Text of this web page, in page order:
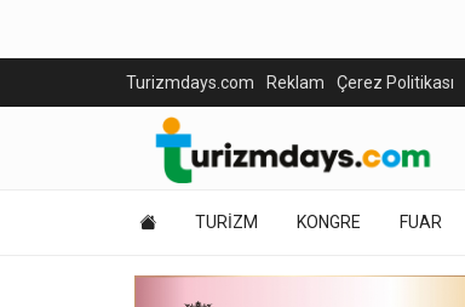
Turizmdays.com Reklam Çerez Politikası
TURİZM KONGRE FUAR